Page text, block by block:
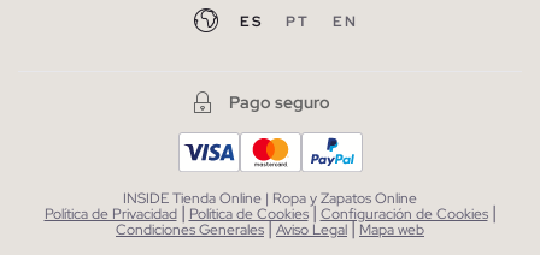
ES PT EN
Pago seguro
INSIDE Tienda Online | Ropa y Zapatos Online
Política de Privacidad | Política de Cookies| Configuración de Cookies |
Condiciones Generales|Aviso Legal| Mapa web